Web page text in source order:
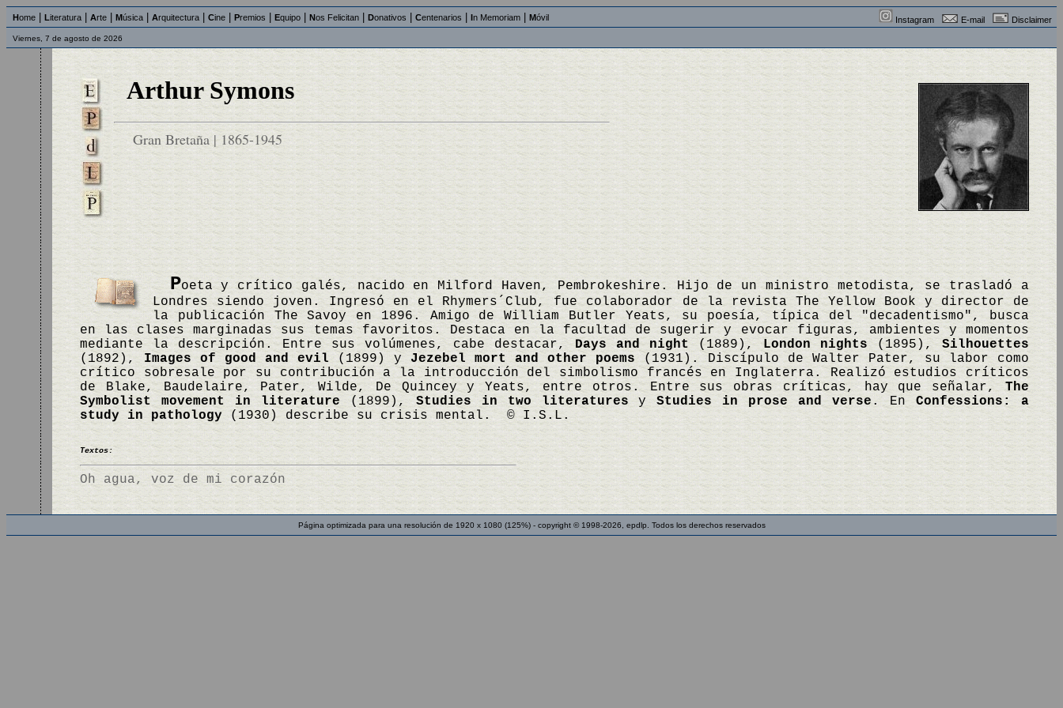
Home Literatura Arte Música Arquitectura Cine Premios Equipo Nos Felicitan Donativos Centenarios In Memoriam Móvil Instagram E-mail Disclaimer
Viernes, 7 de agosto de 2026
Arthur Symons
Gran Bretaña | 1865-1945
Poeta y crítico galés, nacido en Milford Haven, Pembrokeshire. Hijo de un ministro metodista, se trasladó a
Londres siendo joven. Ingresó en el Rhymers´Club, fue colaborador de la revista The Yellow Book y director de
la publicación The Savoy en 1896. Amigo de William Butler Yeats, su poesía, típica del "decadentismo", busca
en las clases marginadas sus temas favoritos. Destaca en la facultad de sugerir y evocar figuras, ambientes y momentos
mediante la descripción. Entre sus volúmenes, cabe destacar, Days and night (1889),London nights (1895), Silhouettes
(1892), Images of good and evil (1899) y Jezebel mort and other poems (1931). Discípulo de Walter Pater, su labor como
crítico sobresale por su contribución a la introducción del simbolismo francés en Inglaterra. Realizó estudios críticos
de Blake, Baudelaire, Pater, Wilde, De Quincey y Yeats, entre otros. Entre sus obras críticas, hay que señalar,The
Symbolist movement in literature(1899), Studies in two literatures yStudies in prose and verse . EnConfessions: a
study in pathology (1930) describe su crisis mental. © I.S.L.
Textos:
Oh agua, voz de mi corazón
Página optimizada para una resolución de 1920 x 1080 (125%) - copyright © 1998-2026, epdlp. Todos los derechos reservados